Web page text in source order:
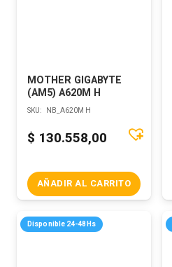
MOTHER GIGABYTE
(AM5) A620M H
SKU: NB_A620M H
$ 130.558,00
AÑADIR AL CARRITO
Disponible 24-48Hs